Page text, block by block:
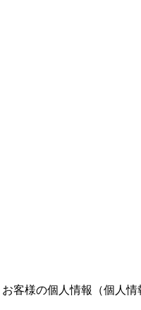
客様の個人情報（個人